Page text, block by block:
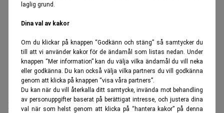
laglig grund.
Dina val av kakor
Om du klickar på knappen “Godkänn och stäng” så samtycker du
till att vi använder kakor för de ändamål som listas nedan. Under
knappen “Mer information” kan du välja vilka ändamål du vill neka
eller godkänna. Du kan också välja vilka partners du vill godkänna
genom att klicka på knappen “visa våra partners”.
Du kan när du vill återkalla ditt samtycke, invända mot behandling
av personuppgifter baserat på berättigat intresse, och justera dina
val när som helst genom att klicka på “hantera kakor” på denna
I intervjun återkommerWarren Buffetttill hur tidiga